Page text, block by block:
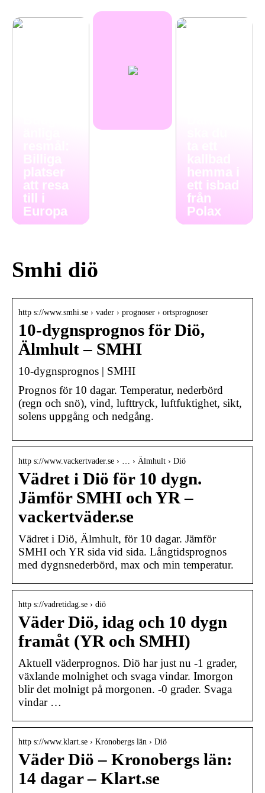
platser
att resa
till i
Europa
kallbad
hemma i
ett isbad
från
Polax
Smhi diö
http s://www.smhi.se › vader › prognoser › ortsprognoser
10-dygnsprognos för Diö,
Älmhult – SMHI
10-dygnsprognos | SMHI
Prognos för 10 dagar. Temperatur, nederbörd
(regn och snö), vind, lufttryck, luftfuktighet, sikt,
solens uppgång och nedgång.
http s://www.vackertvader.se › … › Älmhult › Diö
Vädret i Diö för 10 dygn.
Jämför SMHI och YR –
vackertväder.se
Vädret i Diö, Älmhult, för 10 dagar. Jämför
SMHI och YR sida vid sida. Långtidsprognos
med dygnsnederbörd, max och min temperatur.
http s://vadretidag.se › diö
Väder Diö, idag och 10 dygn
framåt (YR och SMHI)
Aktuell väderprognos. Diö har just nu -1 grader,
växlande molnighet och svaga vindar. Imorgon
blir det molnigt på morgonen. -0 grader. Svaga
vindar …
http s://www.klart.se › Kronobergs län › Diö
Väder Diö – Kronobergs län:
14 dagar – Klart.se